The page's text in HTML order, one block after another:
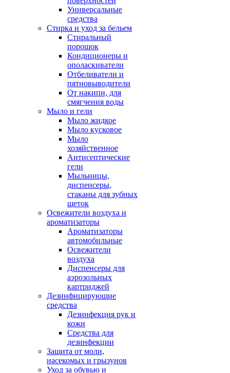
Универсальные
средства
Стирка и уход за бельем
Стиральный
порошок
Кондиционеры и
ополаскиватели
Отбеливатели и
пятновыводители
От накипи, для
смягчения воды
Мыло и гели
Мыло жидкое
Мыло кусковое
Мыло
хозяйственное
Антисептические
гели
Мыльницы,
диспенсеры,
стаканы для зубных
щеток
Освежители воздуха и
ароматизаторы
Ароматизаторы
автомобильные
Освежители
воздуха
Диспенсеры для
аэрозольных
картриджей
Дезинфицирующие
средства
Дезинфекция рук и
кожи
Средства для
дезинфекции
Защита от моли,
насекомых и грызунов
Уход за обувью и